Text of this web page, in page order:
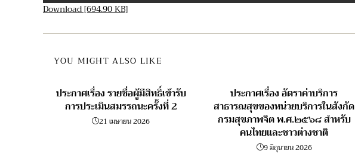
Download [694.90 KB]
YOU MIGHT ALSO LIKE
ประกาศเรื่อง รายชื่อผู้มีสิทธิ์เข้ารับ
การประเมินสมรรถนะครั้งที่ 2
21 เมษายน 2026
ประกาศเรื่อง อัตราค่าบริการ
สาธารณสุขของหน่วยบริการในสังกัด
กรมสุขภาพจิต พ.ศ.๒๕๖๘ สำหรับ
คนไทยและชาวต่างชาติ
9 มิถุนายน 2026